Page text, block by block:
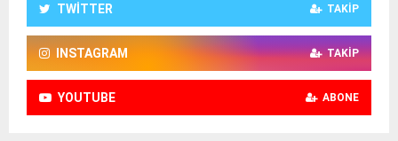
TWITTER TAKIP
INSTAGRAM TAKIP
YOUTUBE ABONE